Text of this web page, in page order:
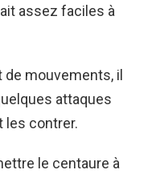
assez faciles à
de mouvements, il
attaques
les contrer.
le centaure à